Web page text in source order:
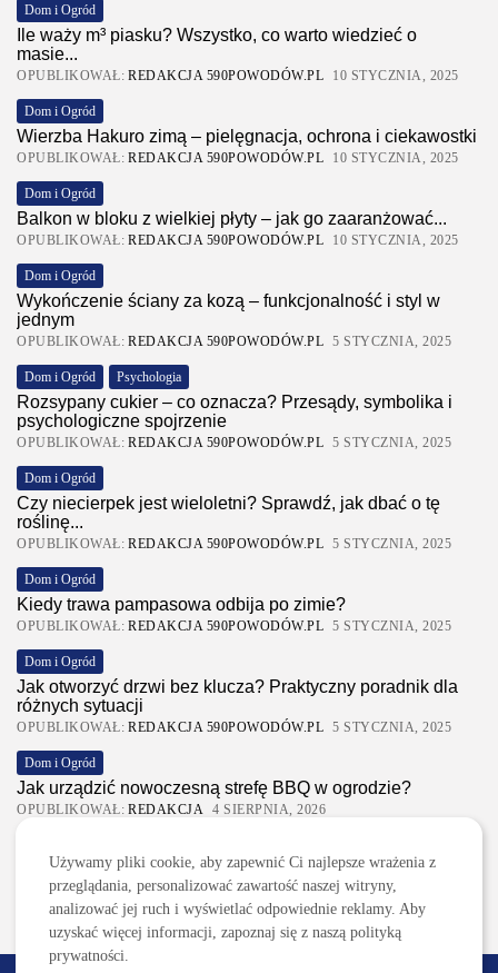
Dom i Ogród
Ile waży m³ piasku? Wszystko, co warto wiedzieć o
masie...
OPUBLIKOWAŁ: REDAKCJA 590POWODÓW.PL 10 STYCZNIA, 2025
Dom i Ogród
Wierzba Hakuro zimą – pielęgnacja, ochrona i ciekawostki
OPUBLIKOWAŁ: REDAKCJA 590POWODÓW.PL 10 STYCZNIA, 2025
Dom i Ogród
Balkon w bloku z wielkiej płyty – jak go zaaranżować...
OPUBLIKOWAŁ: REDAKCJA 590POWODÓW.PL 10 STYCZNIA, 2025
Dom i Ogród
Wykończenie ściany za kozą – funkcjonalność i styl w
jednym
OPUBLIKOWAŁ: REDAKCJA 590POWODÓW.PL 5 STYCZNIA, 2025
Dom i Ogród Psychologia
Rozsypany cukier – co oznacza? Przesądy, symbolika i
psychologiczne spojrzenie
OPUBLIKOWAŁ: REDAKCJA 590POWODÓW.PL 5 STYCZNIA, 2025
Dom i Ogród
Czy niecierpek jest wieloletni? Sprawdź, jak dbać o tę
roślinę...
OPUBLIKOWAŁ: REDAKCJA 590POWODÓW.PL 5 STYCZNIA, 2025
Dom i Ogród
Kiedy trawa pampasowa odbija po zimie?
OPUBLIKOWAŁ: REDAKCJA 590POWODÓW.PL 5 STYCZNIA, 2025
Dom i Ogród
Jak otworzyć drzwi bez klucza? Praktyczny poradnik dla
różnych sytuacji
OPUBLIKOWAŁ: REDAKCJA 590POWODÓW.PL 5 STYCZNIA, 2025
Dom i Ogród
Jak urządzić nowoczesną strefę BBQ w ogrodzie?
OPUBLIKOWAŁ: REDAKCJA 4 SIERPNIA, 2026
Lattafa Asad – gdzie kupić?
OPUBLIKOWAŁ: REDAKCJA 3 SIERPNIA, 2026
Używamy pliki cookie, aby zapewnić Ci najlepsze wrażenia z
przeglądania, personalizować zawartość naszej witryny,
analizować jej ruch i wyświetlać odpowiednie reklamy. Aby
uzyskać więcej informacji, zapoznaj się z naszą polityką
prywatności.